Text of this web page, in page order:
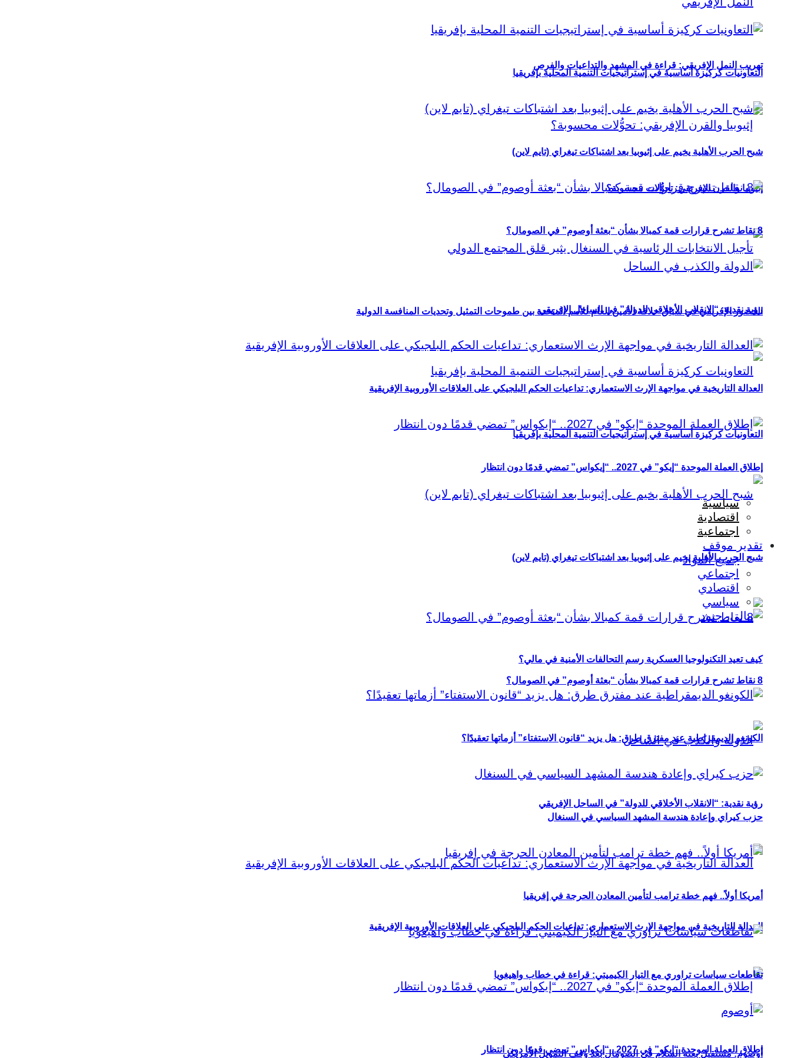
تهريب النمل الإفريقي: قراءة في المشهد والتداعيات والفرص
إثيوبيا والقرن الإفريقي: تحوُّلات محسوبة؟
الحضور الإفريقي في سباق خلافة الأمين العام للأمم المتحدة بين طموحات التمثيل وتحديات المنافسة الدولية
التعاونيات كركيزة أساسية في إستراتيجيات التنمية المحلية بإفريقيا
شبح الحرب الأهلية يخيم على إثيوبيا بعد اشتباكات تيغراي (تايم لاين)
8 نقاط تشرح قرارات قمة كمبالا بشأن “بعثة أوصوم” في الصومال؟
رؤية نقدية: “الانقلاب الأخلاقي للدولة” في الساحل الإفريقي
العدالة التاريخية في مواجهة الإرث الاستعماري: تداعيات الحكم البلجيكي على العلاقات الأوروبية الإفريقية
إطلاق العملة الموحدة “إيكو” في 2027.. “إيكواس” تمضي قدمًا دون انتظار
التعاونيات كركيزة أساسية في إستراتيجيات التنمية المحلية بإفريقيا
شبح الحرب الأهلية يخيم على إثيوبيا بعد اشتباكات تيغراي (تايم لاين)
8 نقاط تشرح قرارات قمة كمبالا بشأن “بعثة أوصوم” في الصومال؟
رؤية نقدية: “الانقلاب الأخلاقي للدولة” في الساحل الإفريقي
العدالة التاريخية في مواجهة الإرث الاستعماري: تداعيات الحكم البلجيكي على العلاقات الأوروبية الإفريقية
إطلاق العملة الموحدة “إيكو” في 2027.. “إيكواس” تمضي قدمًا دون انتظار
سياسية
اقتصادية
اجتماعية
تقدير موقف
جميع المواد
اجتماعي
اقتصادي
سياسي
كيف تعيد التكنولوجيا العسكرية رسم التحالفات الأمنية في مالي؟
الكونغو الديمقراطية عند مفترق طرق: هل يزيد “قانون الاستفتاء” أزماتها تعقيدًا؟
حزب كيراي وإعادة هندسة المشهد السياسي في السنغال
أمريكا أولاً.. فهم خطة ترامب لتأمين المعادن الحرجة في إفريقيا
تقاطعات سياسات تراوري مع التيار الكيميتي: قراءة في خطاب واهيغويا
أوصوم: مستقبل بعثة السلام في الصومال بعد وقف التمويل الأمريكي